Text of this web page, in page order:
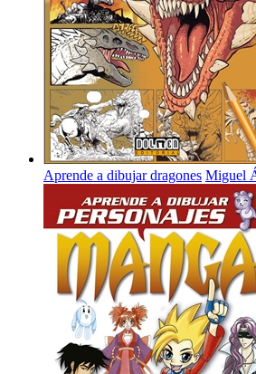
Aprende a dibujar dragones Miguel